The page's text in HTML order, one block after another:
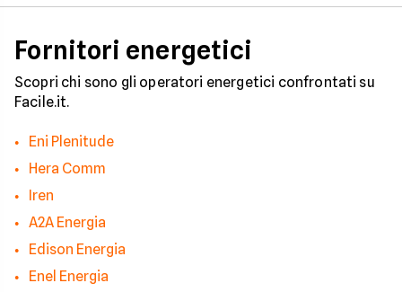
considerazione per
Fornitori energetici
Scopri chi sono gli operatori energetici confrontati su
Facile.it.
Eni Plenitude
Hera Comm
Iren
A2A Energia
Edison Energia
Enel Energia